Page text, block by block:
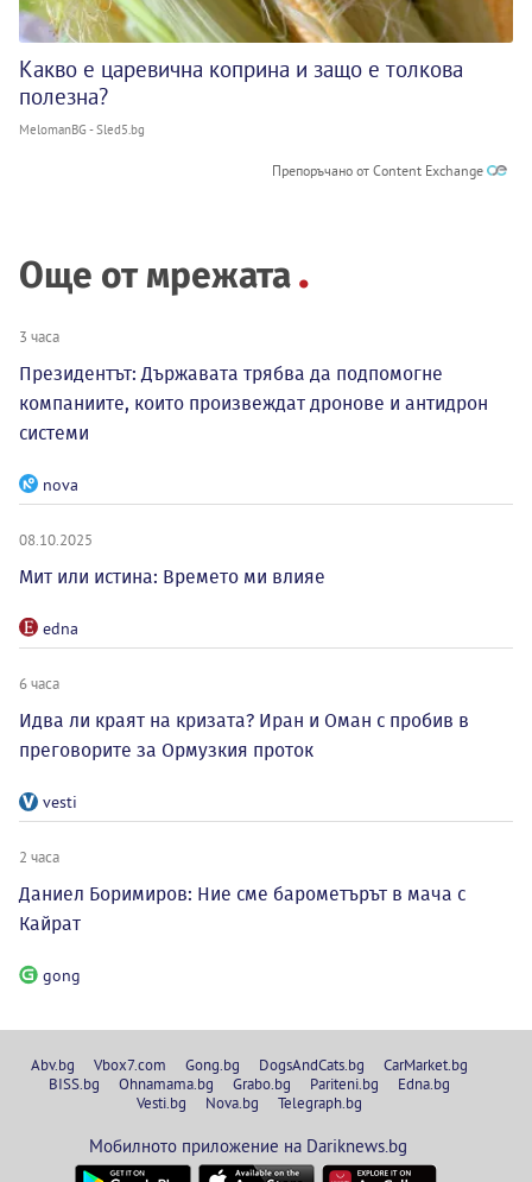
Какво е царевична коприна и защо е толкова
полезна?
MelomanBG - Sled5.bg
Препоръчано от Content Exchange
Още от мрежата
3 часа
Президентът: Държавата трябва да подпомогне
компаниите, които произвеждат дронове и антидрон
системи
nova
08.10.2025
Мит или истина: Времето ми влияе
edna
6 часа
Идва ли краят на кризата? Иран и Оман с пробив в
преговорите за Ормузкия проток
vesti
2 часа
Даниел Боримиров: Ние сме барометърът в мача с
Кайрат
gong
Abv.bg Vbox7.com Gong.bg DogsAndCats.bg
CarMarket.bg
BISS.bg
Ohnamama.bg Grabo.bg Pariteni.bg
Edna.bg
Vesti.bg
Nova.bg Telegraph.bg
Мобилното приложение на Dariknews.bg